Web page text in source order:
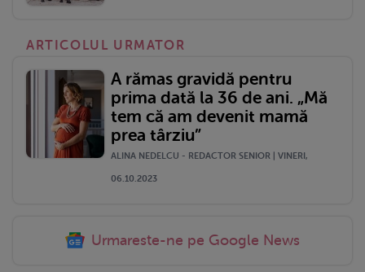
ARTICOLUL URMATOR
A rămas gravidă pentru
prima dată la 36 de ani. „Mă
tem că am devenit mamă
prea târziu”
ALINA NEDELCU - REDACTOR SENIOR | VINERI,
06.10.2023
Urmareste-ne pe Google News